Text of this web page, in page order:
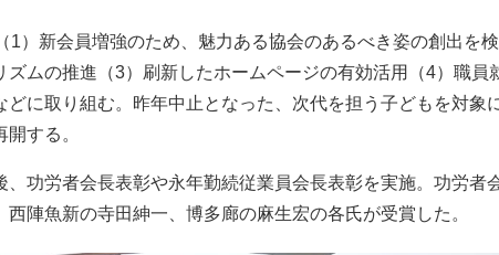
）新会員増強のため、魅力ある協会のあるべき姿の創出を
ズムの推進（3）刷新したホームページの有効活用（4）職員
に取り組む。昨年中止となった、次代を担う子どもを対象
する。
功労者会長表彰や永年勤続従業員会長表彰を実施。功労者
西陣魚新の寺田紳一、博多廊の麻生宏の各氏が受賞した。